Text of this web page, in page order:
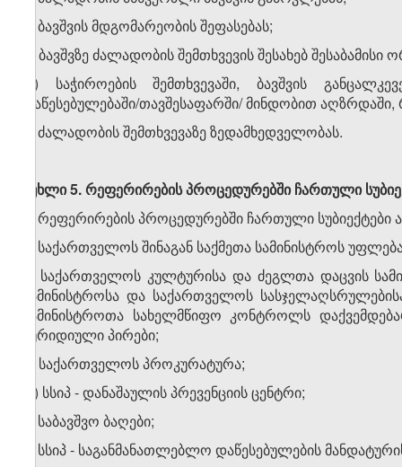
ბ) ბავშვის მდგომარეობის შეფასებას;
გ) ბავშვზე ძალადობის შემთხვევის შესახებ
დ) საჭიროების შემთხვევაში, ბავშვის
დაწესებულებაში/თავშესაფარში/ მინდობით
ე) ძალადობის შემთხვევაზე ზედამხედველობას.
მუხლი5.რეფერირებისპროცედურებში ჩართული
1. რეფერირების პროცედურებში ჩართული სუბიექტები
ა) საქართველოს შინაგან საქმეთა სამინისტროს
ბ) საქართველოს კულტურისა და ძეგლთა დაცვის
სამინისტროსა და საქართველოს
სამინისტროთა სახელმწიფო კონტროლს
იურიდიული პირები;
გ) საქართველოს პროკურატურა;
დ) სსიპ - დანაშაულის პრევენციის ცენტრი;
ე) საბავშვო ბაღები;
ვ) სსიპ - საგანმანათლებლო დაწესებულების